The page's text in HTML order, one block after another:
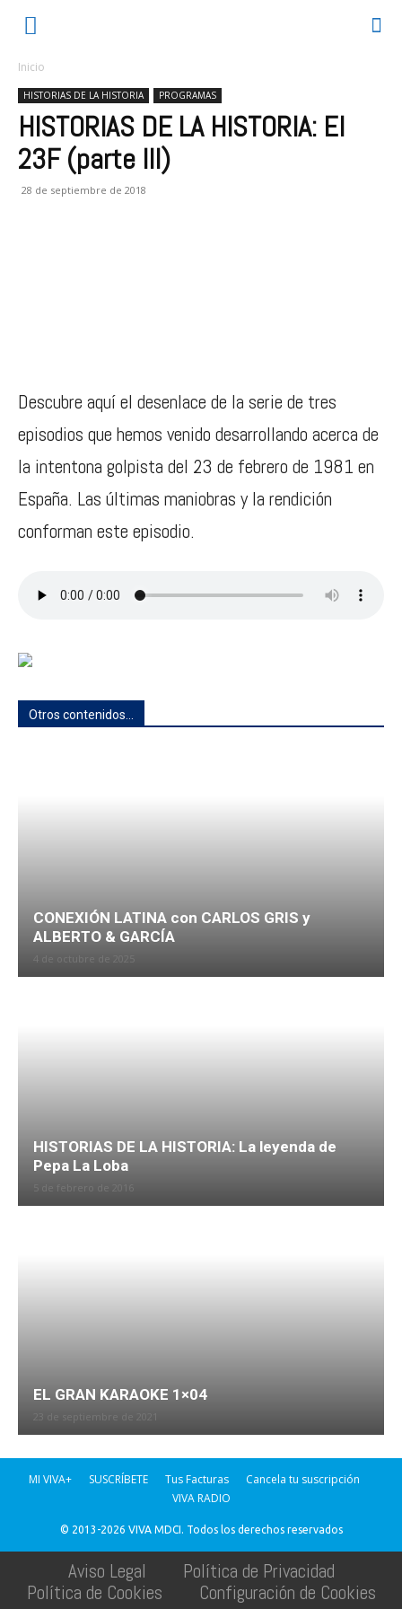
Inicio
HISTORIAS DE LA HISTORIA PROGRAMAS
HISTORIAS DE LA HISTORIA: El
23F (parte III)
28 de septiembre de 2018
Descubre aquí el desenlace de la serie de tres
episodios que hemos venido desarrollando acerca de
la intentona golpista del 23 de febrero de 1981 en
España. Las últimas maniobras y la rendición
conforman este episodio.
Otros contenidos...
CONEXIÓN LATINA con CARLOS GRIS y
ALBERTO & GARCÍA
HISTORIAS DE LA HISTORIA: La leyenda de
Pepa La Loba
EL GRAN KARAOKE 1×04
23 de septiembre de 2021
MI VIVA+ SUSCRÍBETE Tus Facturas
Cancela tu suscripción
VIVA RADIO
© 2013-2026 VIVA MDCI. Todos los derechos reservados
Aviso Legal
Política de Privacidad
Política de Cookies
Configuración de Cookies